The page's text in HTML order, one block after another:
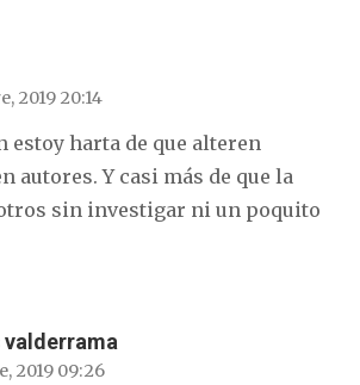
2019 20:14
estoy harta de que alteren
autores. Y casi más de que la
sin investigar ni un poquito
valderrama
2019 09:26